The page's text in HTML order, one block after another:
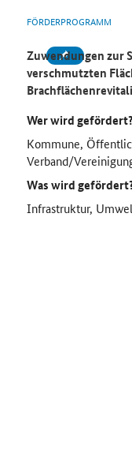
FÖRDERPROGRAMM
Zuwendungen zur
verschmutzten
Wer wird
Kommune,
Verband/
Was wird
Infrastruktur,